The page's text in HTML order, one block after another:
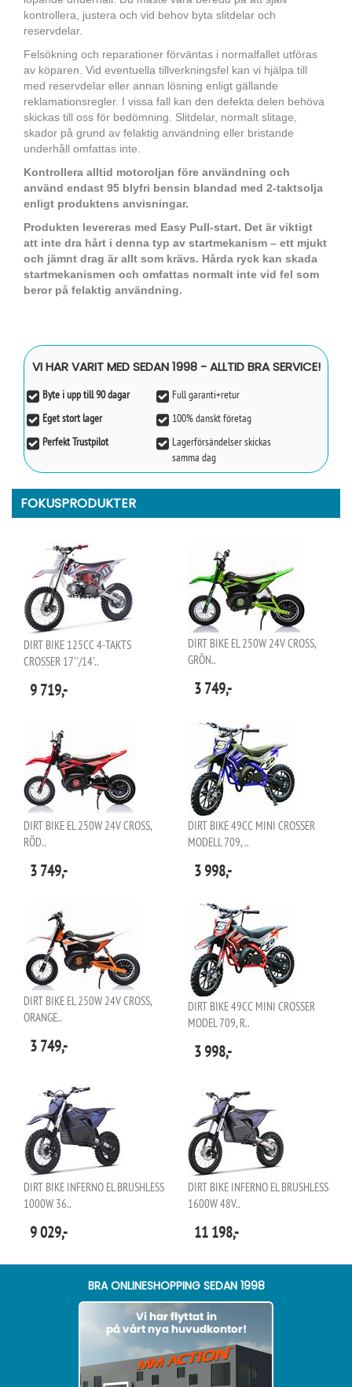
kontrollera, justera och vid behov byta slitdelar och
reservdelar.
Felsökning och reparationer förväntas i normalfallet utföras
av köparen. Vid eventuella tillverkningsfel kan vi hjälpa till
med reservdelar eller annan lösning enligt gällande
reklamationsregler. I vissa fall kan den defekta delen behöva
skickas till oss för bedömning. Slitdelar, normalt slitage,
skador på grund av felaktig användning eller bristande
underhåll omfattas inte.
Kontrollera alltid motoroljan före användning och
använd endast 95 blyfri bensin blandad med 2-taktsolja
enligt produktens anvisningar.
Produkten levereras med Easy Pull-start. Det är viktigt
att inte dra hårt i denna typ av startmekanism – ett mjukt
och jämnt drag är allt som krävs. Hårda ryck kan skada
startmekanismen och omfattas normalt inte vid fel som
beror på felaktig användning.
VI HAR VARIT MED SEDAN 1998 - ALLTID BRA SERVICE!
Byte i upp till 90 dagar
Full garanti+retur
Eget stort lager
100% danskt företag
Perfekt Trustpilot
Lagerförsändelser skickas
samma dag
FOKUSPRODUKTER
DIRT BIKE 125CC 4-TAKTS
CROSSER 17''/14'..
9 719,-
DIRT BIKE EL 250W 24V CROSS,
GRÖN..
3 749,-
DIRT BIKE EL 250W 24V CROSS,
RÖD..
3 749,-
DIRT BIKE 49CC MINI CROSSER
MODELL 709, ..
3 998,-
DIRT BIKE EL 250W 24V CROSS,
ORANGE..
3 749,-
DIRT BIKE 49CC MINI CROSSER
MODEL 709, R..
3 998,-
DIRT BIKE INFERNO EL BRUSHLESS
1000W 36..
9 029,-
DIRT BIKE INFERNO EL BRUSHLESS
1600W 48V..
11 198,-
BRA ONLINESHOPPING SEDAN 1998